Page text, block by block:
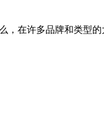
在许多品牌和类型